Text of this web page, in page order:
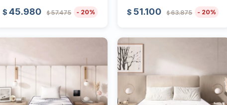
$ 45.980 $ 57.475 20 $ 51.100 $ 63.875 20